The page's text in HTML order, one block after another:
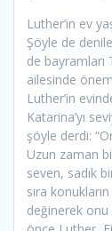
Luther’in ev
Şöyle de
de bayramları
ailesinde
Luther’in
Katarina’yı
şöyle derdi:
Uzun zaman
seven, sadık
sıra
değinerek onu